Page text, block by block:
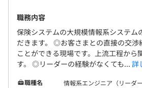
職務内容
保険システムの大規模情報系システム
だきます。 ◎お客さまとの直接の交渉
ことができる現場です。上流工程から
す。 ◎リーダーの経験がなくても... 詳
職種名
情報系エンジニア（リーダー